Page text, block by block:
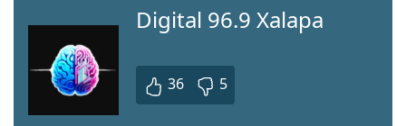
Digital 96.9 Xalapa
36 5